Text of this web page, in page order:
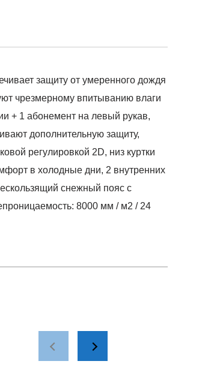
защиту от умеренного дождя
чрезмерному впитыванию влаги
+ 1 абонемент на левый рукав,
дополнительную защиту,
регулировкой 2D, низ куртки
в холодные дни, 2 внутренних
снежный пояс с
8000 мм / м2 / 24